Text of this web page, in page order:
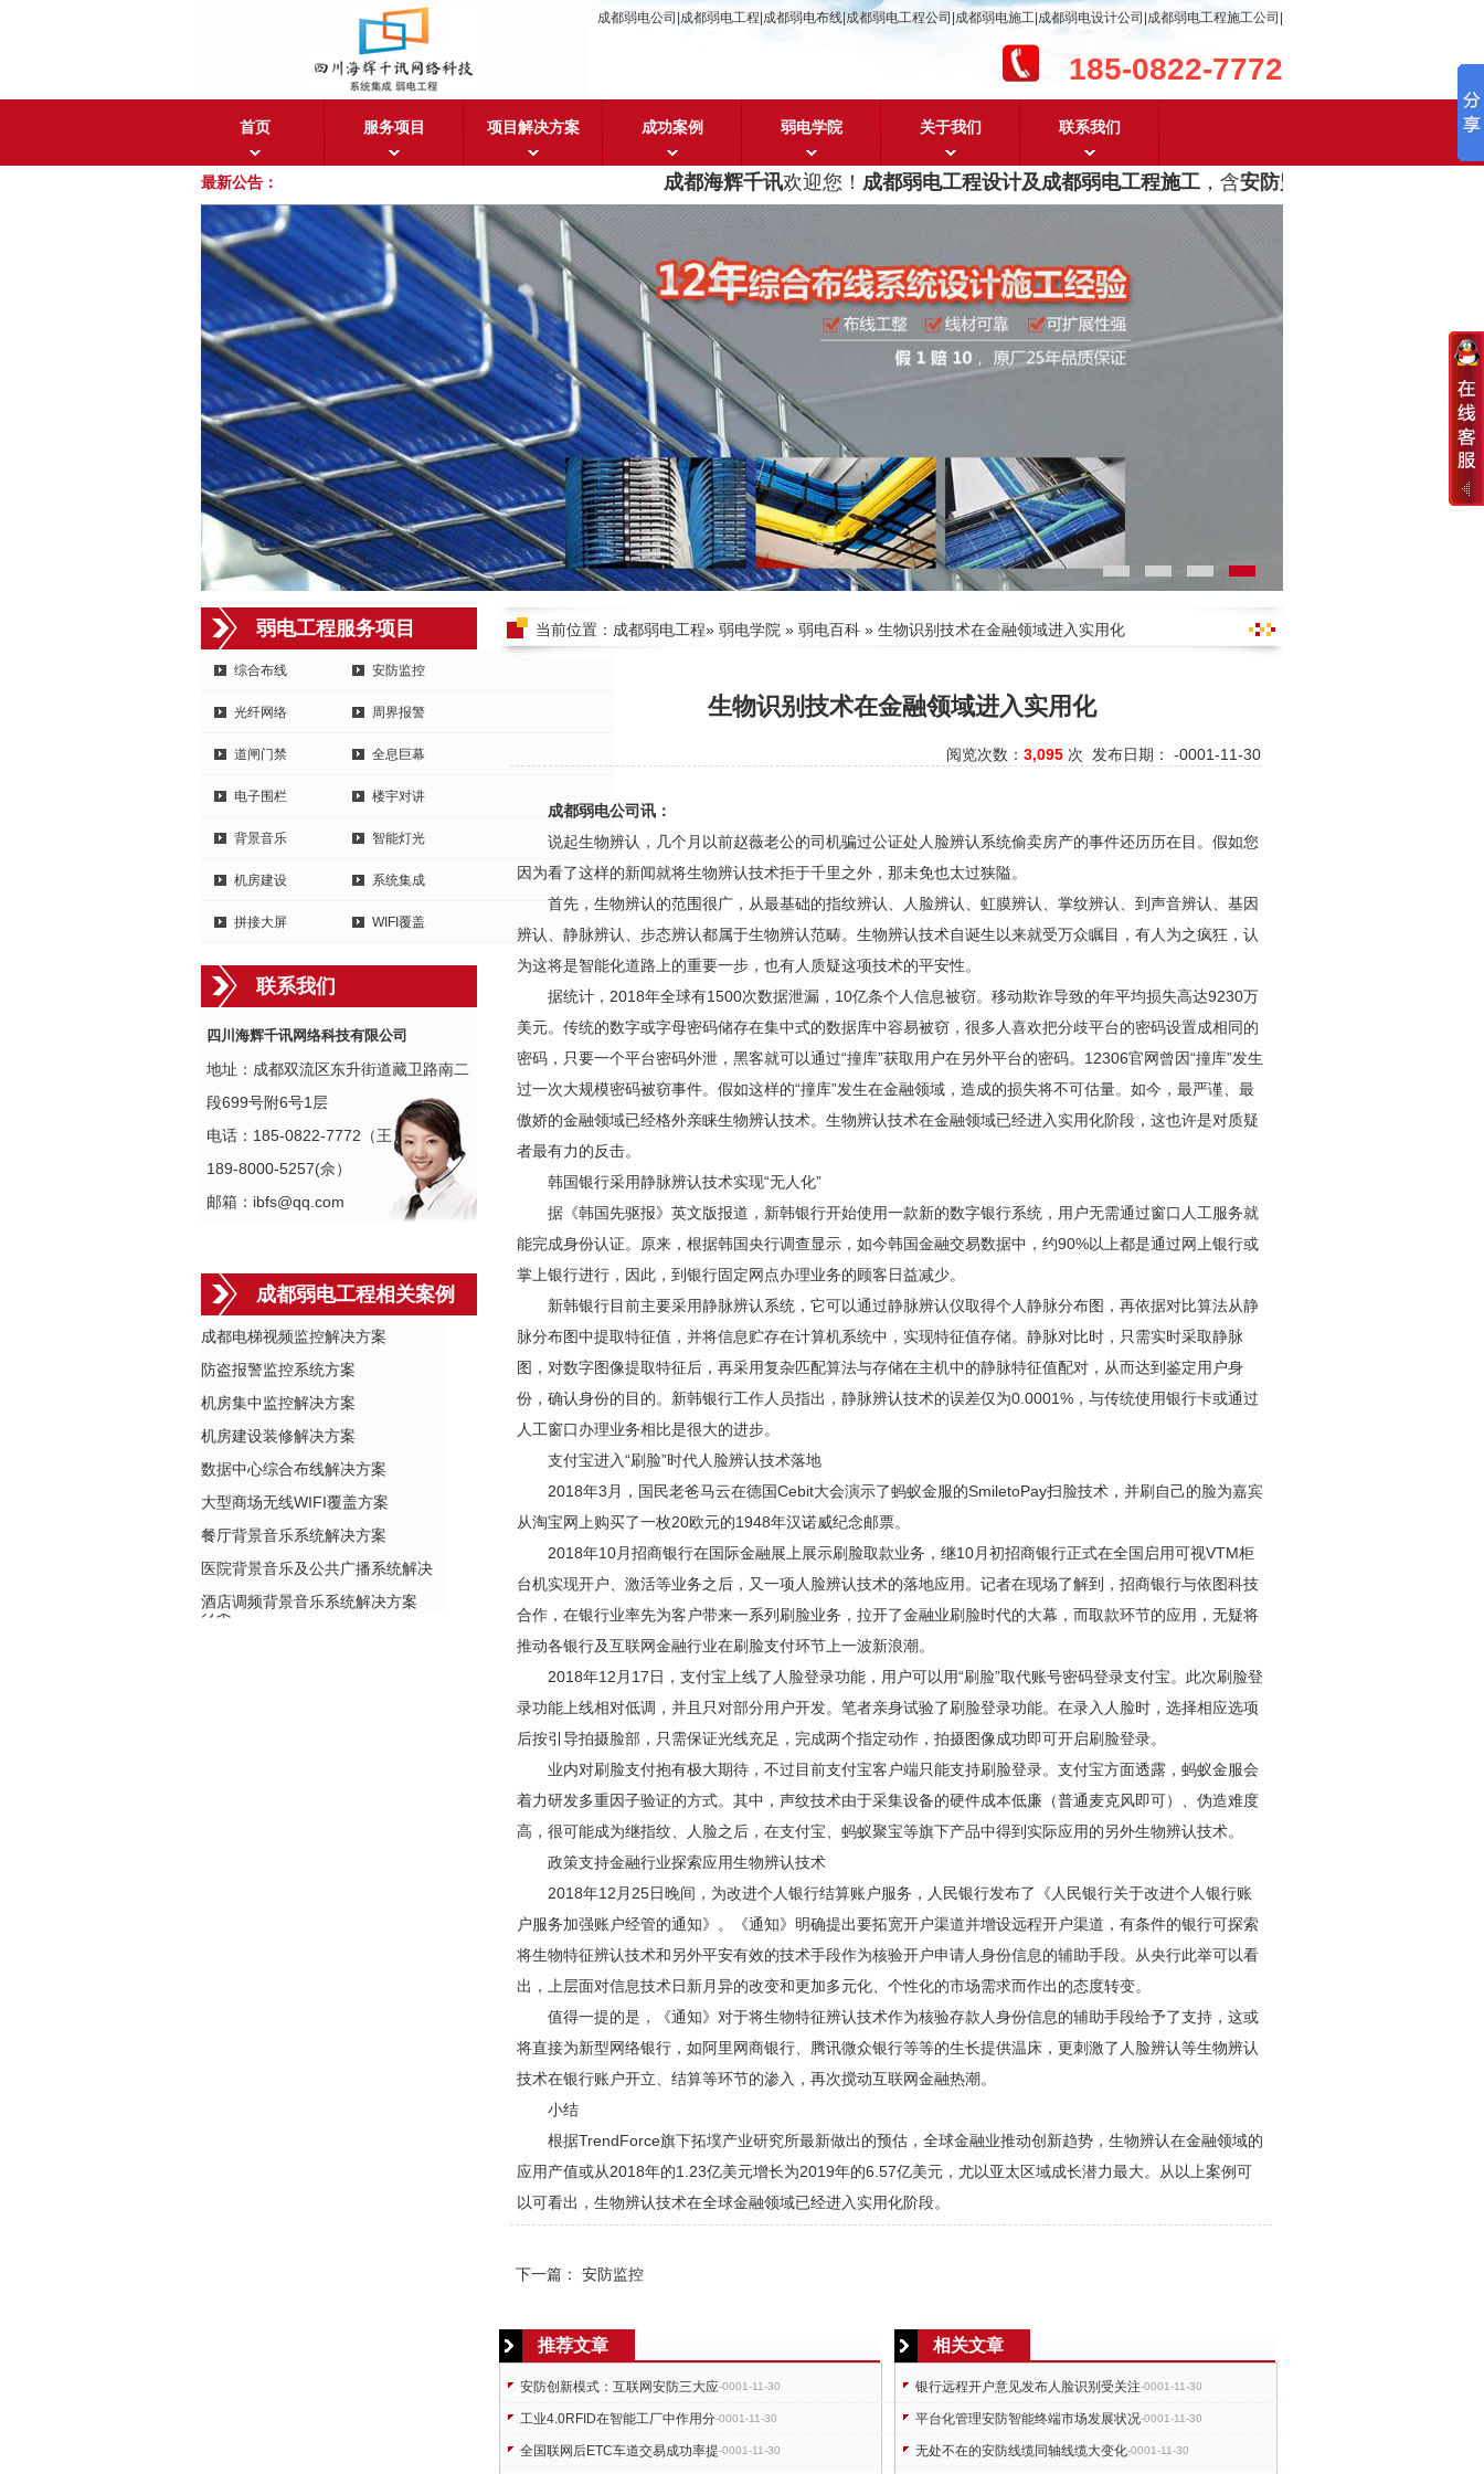
成都弱电公司|成都弱电工程|成都弱电布线|成都弱电工程公司|成都弱电施工|成都弱电设计公司|成都弱电工程施工公司|
185-0822-7772
首页 服务项目 项目解决方案 成功案例 弱电学院 关于我们 联系我们
最新公告： 成都海辉千讯欢迎您！成都弱电工程设计及成都弱电工程施工，含 安防监控，系统集成，综合
弱电工程服务项目
综合布线 安防监控
光纤网络 周界报警
道闸门禁 全息巨幕
电子围栏 楼宇对讲
背景音乐 智能灯光
机房建设 系统集成
拼接大屏 WIFI覆盖
联系我们
四川海辉千讯网络科技有限公司
地址：成都双流区东升街道藏卫路南二
段699号附6号1层
电话：185-0822-7772（王）
189-8000-5257(佘）
邮箱：ibfs@qq.com
成都弱电工程相关案例
成都电梯视频监控解决方案
防盗报警监控系统方案
机房集中监控解决方案
机房建设装修解决方案
数据中心综合布线解决方案
大型商场无线WIFI覆盖方案
餐厅背景音乐系统解决方案
医院背景音乐及公共广播系统解决
方案
酒店调频背景音乐系统解决方案
当前位置： 成都弱电工程» 弱电学院 » 弱电百科 » 生物识别技术在金融领域进入实用化
生物识别技术在金融领域进入实用化
阅览次数： 3,095 次 发布日期： -0001-11-30
成都弱电公司讯：
说起生物辨认，几个月以前赵薇老公的司机骗过公证处人脸辨认系统偷卖房产的事件还历历在目。假如您
因为看了这样的新闻就将生物辨认技术拒于千里之外，那未免也太过狭隘。
首先，生物辨认的范围很广，从最基础的指纹辨认、人脸辨认、虹膜辨认、掌纹辨认、到声音辨认、基因
辨认、静脉辨认、步态辨认都属于生物辨认范畴。生物辨认技术自诞生以来就受万众瞩目，有人为之疯狂，认
为这将是智能化道路上的重要一步，也有人质疑这项技术的平安性。
据统计，2018年全球有1500次数据泄漏，10亿条个人信息被窃。移动欺诈导致的年平均损失高达9230万
美元。传统的数字或字母密码储存在集中式的数据库中容易被窃，很多人喜欢把分歧平台的密码设置成相同的
密码，只要一个平台密码外泄，黑客就可以通过“撞库”获取用户在另外平台的密码。12306官网曾因“撞库”发生
过一次大规模密码被窃事件。假如这样的“撞库”发生在金融领域，造成的损失将不可估量。如今，最严谨、最
傲娇的金融领域已经格外亲睐生物辨认技术。生物辨认技术在金融领域已经进入实用化阶段，这也许是对质疑
者最有力的反击。
韩国银行采用静脉辨认技术实现“无人化”
据《韩国先驱报》英文版报道，新韩银行开始使用一款新的数字银行系统，用户无需通过窗口人工服务就
能完成身份认证。原来，根据韩国央行调查显示，如今韩国金融交易数据中，约90%以上都是通过网上银行或
掌上银行进行，因此，到银行固定网点办理业务的顾客日益减少。
新韩银行目前主要采用静脉辨认系统，它可以通过静脉辨认仪取得个人静脉分布图，再依据对比算法从静
脉分布图中提取特征值，并将信息贮存在计算机系统中，实现特征值存储。静脉对比时，只需实时采取静脉
图，对数字图像提取特征后，再采用复杂匹配算法与存储在主机中的静脉特征值配对，从而达到鉴定用户身
份，确认身份的目的。新韩银行工作人员指出，静脉辨认技术的误差仅为0.0001%，与传统使用银行卡或通过
人工窗口办理业务相比是很大的进步。
支付宝进入“刷脸”时代人脸辨认技术落地
2018年3月，国民老爸马云在德国Cebit大会演示了蚂蚁金服的SmiletoPay扫脸技术，并刷自己的脸为嘉宾
从淘宝网上购买了一枚20欧元的1948年汉诺威纪念邮票。
2018年10月招商银行在国际金融展上展示刷脸取款业务，继10月初招商银行正式在全国启用可视VTM柜
台机实现开户、激活等业务之后，又一项人脸辨认技术的落地应用。记者在现场了解到，招商银行与依图科技
合作，在银行业率先为客户带来一系列刷脸业务，拉开了金融业刷脸时代的大幕，而取款环节的应用，无疑将
推动各银行及互联网金融行业在刷脸支付环节上一波新浪潮。
2018年12月17日，支付宝上线了人脸登录功能，用户可以用“刷脸”取代账号密码登录支付宝。此次刷脸登
录功能上线相对低调，并且只对部分用户开发。笔者亲身试验了刷脸登录功能。在录入人脸时，选择相应选项
后按引导拍摄脸部，只需保证光线充足，完成两个指定动作，拍摄图像成功即可开启刷脸登录。
业内对刷脸支付抱有极大期待，不过目前支付宝客户端只能支持刷脸登录。支付宝方面透露，蚂蚁金服会
着力研发多重因子验证的方式。其中，声纹技术由于采集设备的硬件成本低廉（普通麦克风即可）、伪造难度
高，很可能成为继指纹、人脸之后，在支付宝、蚂蚁聚宝等旗下产品中得到实际应用的另外生物辨认技术。
政策支持金融行业探索应用生物辨认技术
2018年12月25日晚间，为改进个人银行结算账户服务，人民银行发布了《人民银行关于改进个人银行账
户服务加强账户经管的通知》。《通知》明确提出要拓宽开户渠道并增设远程开户渠道，有条件的银行可探索
将生物特征辨认技术和另外平安有效的技术手段作为核验开户申请人身份信息的辅助手段。从央行此举可以看
出，上层面对信息技术日新月异的改变和更加多元化、个性化的市场需求而作出的态度转变。
值得一提的是，《通知》对于将生物特征辨认技术作为核验存款人身份信息的辅助手段给予了支持，这或
将直接为新型网络银行，如阿里网商银行、腾讯微众银行等等的生长提供温床，更刺激了人脸辨认等生物辨认
技术在银行账户开立、结算等环节的渗入，再次搅动互联网金融热潮。
小结
根据TrendForce旗下拓墣产业研究所最新做出的预估，全球金融业推动创新趋势，生物辨认在金融领域的
应用产值或从2018年的1.23亿美元增长为2019年的6.57亿美元，尤以亚太区域成长潜力最大。从以上案例可
以可看出，生物辨认技术在全球金融领域已经进入实用化阶段。
下一篇： 安防监控
推荐文章
安防创新模式：互联网安防三大应-0001-11-30
工业4.0RFID在智能工厂中作用分-0001-11-30
全国联网后ETC车道交易成功率提-0001-11-30
相关文章
银行远程开户意见发布人脸识别受关注-0001-11-30
平台化管理安防智能终端市场发展状况-0001-11-30
无处不在的安防线缆同轴线缆大变化-0001-11-30